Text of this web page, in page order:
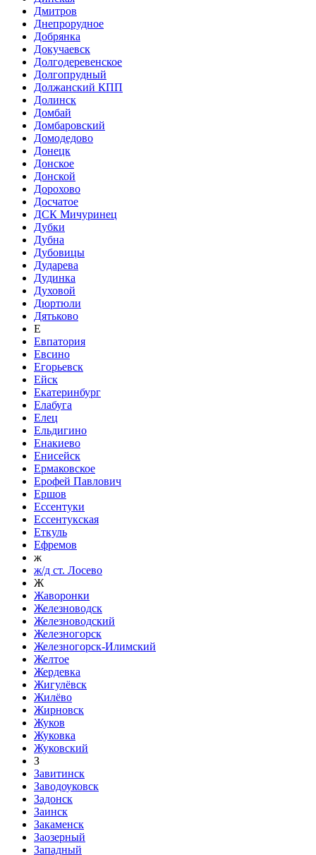
Дмитров
Днепрорудное
Добрянка
Докучаевск
Долгодеревенское
Долгопрудный
Должанский КПП
Долинск
Домбай
Домбаровский
Домодедово
Донецк
Донское
Донской
Дорохово
Досчатое
ДСК Мичуринец
Дубки
Дубна
Дубовицы
Дударева
Дудинка
Духовой
Дюртюли
Дятьково
Е
Евпатория
Евсино
Егорьевск
Ейск
Екатеринбург
Елабуга
Елец
Ельдигино
Енакиево
Енисейск
Ермаковское
Ерофей Павлович
Ершов
Ессентуки
Ессентукская
Еткуль
Ефремов
ж
ж/д ст. Лосево
Ж
Жаворонки
Железноводск
Железноводский
Железногорск
Железногорск-Илимский
Желтое
Жердевка
Жигулёвск
Жилёво
Жирновск
Жуков
Жуковка
Жуковский
З
Завитинск
Заводоуковск
Задонск
Заинск
Закаменск
Заозерный
Западный